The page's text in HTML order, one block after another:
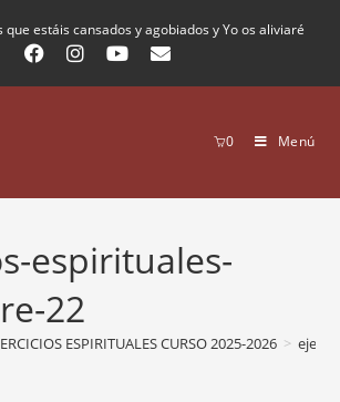
que estáis cansados y agobiados y Yo os aliviaré
0 Menú
espirituales-
22
ESPIRITUALES CURSO 2025-2026 >